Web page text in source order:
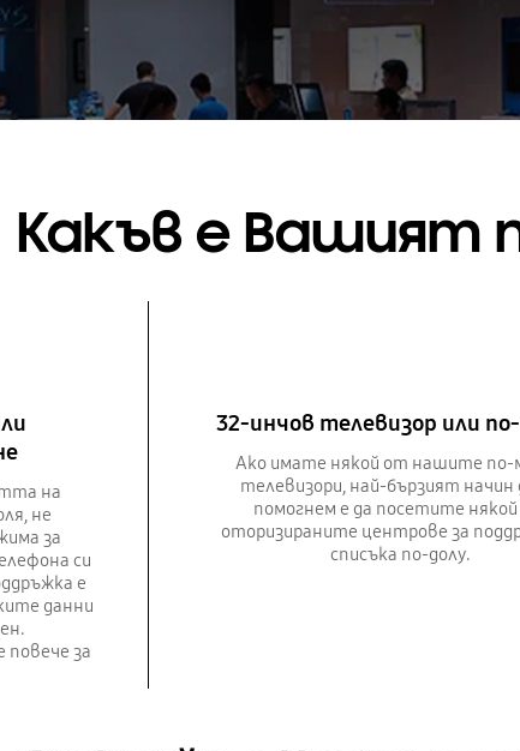
Какъв е Вашият
на
не
за
си
е
данни
повече за
32-инчов телевизор или
Ако имате някой от нашите по-
телевизори, най-бързият начин
помогнем е да посетите
оторизираните центрове за
списъка по-долу.